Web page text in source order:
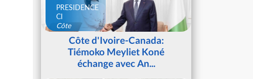
PRESIDENCE
CI
Côte
d'IvoireCôte d'Ivoire-Canada:
Tiémoko Meyliet Koné
échange avec An...